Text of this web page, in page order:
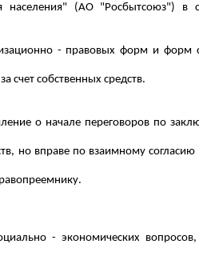
населения" (АО "Росбытсоюз") в
- правовых форм и форм
счет собственных средств.
о начале переговоров по
но вправе по взаимному согласию
- экономических